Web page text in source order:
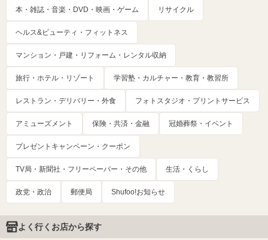
本・雑誌・音楽・DVD・映画・ゲーム リサイクル
ヘルス&ビューティ・フィットネス
マンション・戸建・リフォーム・レンタル収納
旅行・ホテル・リゾート 学習塾・カルチャー・教育・教習所
レストラン・デリバリー・外食 フォトスタジオ・プリントサービス
アミューズメント 保険・共済・金融 冠婚葬祭・イベント
プレゼントキャンペーン・クーポン
TV局・新聞社・フリーペーパー・その他 生活・くらし
政党・政治 郵便局 Shufoo!お知らせ
よく行くお店から探す